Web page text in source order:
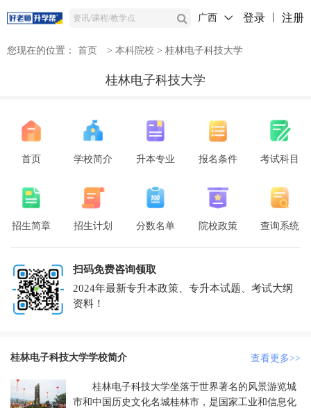
广西 登录 注册
您现在的位置： 首页 > 本科院校 > 桂林电子科技大学
桂林电子科技大学
首页 学校简介 升本专业 报名条件 考试科目
招生简章 招生计划 分数名单 院校政策 查询系统
扫码免费咨询领取
2024年最新专升本政策、专升本试题、考试大纲
资料！
桂林电子科技大学学校简介 查看更多>>
桂林电子科技大学坐落于世界著名的风景游览城
市和中国历史文化名城桂林市，是国家工业和信息化